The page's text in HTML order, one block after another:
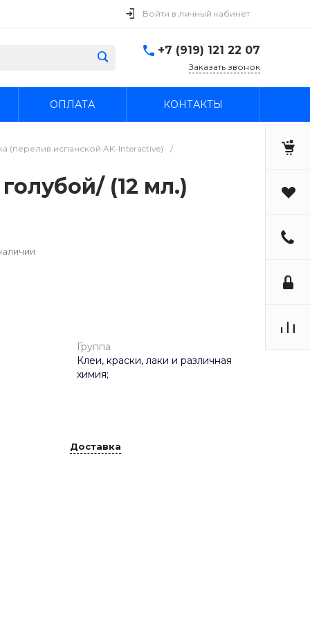
Войти в личный кабинет
+7 (919) 121 22 07
Заказать звонок
ОПЛАТА КОНТАКТЫ
(перелив испанской AK-Interactive)
/
(12 мл.)
Группа
Клеи, краски, лаки и различная
химия;
Доставка